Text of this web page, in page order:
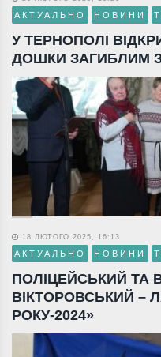
АКТУАЛЬНО НОВИНИ
У ТЕРНОПОЛІ
ДОШКИ ЗАГИБЛИМ
18 ЛЮТОГО 2025, 16:13
АКТУАЛЬНО НОВИНИ
ПОЛІЦЕЙСЬКИЙ ТА
ВІКТОРОВСЬКИЙ –
РОКУ-2024»